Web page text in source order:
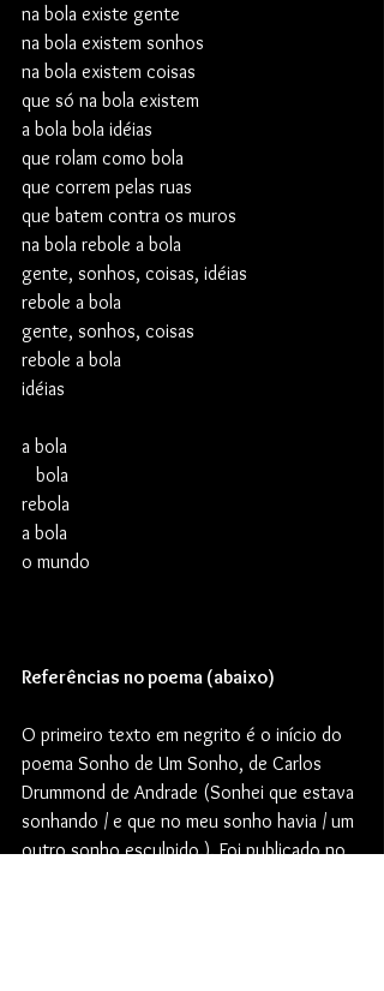
na bola existe gente
na bola existem sonhos
na bola existem coisas
que só na bola existem
a bola bola idéias
que rolam como bola
que correm pelas ruas
que batem contra os muros
na bola rebole a bola
gente, sonhos, coisas, idéias
rebole a bola
gente, sonhos, coisas
rebole a bola
idéias
a bola
bola
rebola
a bola
o mundo
Referências no poema (abaixo)
O primeiro texto em negrito é o início do
poema Sonho de Um Sonho, de Carlos
Drummond de Andrade (Sonhei que estava
sonhando / e que no meu sonho havia / um
outro sonho esculpido.). Foi publicado no